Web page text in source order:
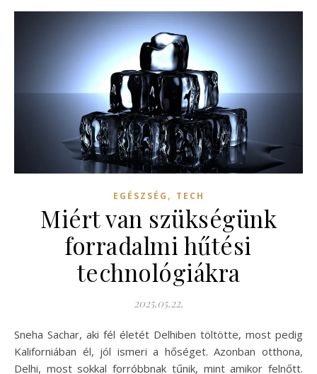
EGÉSZSÉG , TECH
Miért van szükségünk
forradalmi hűtési
technológiákra
2025.05.22.
Sneha Sachar, aki fél életét Delhiben töltötte, most pedig
Kaliforniában él, jól ismeri a hőséget. Azonban otthona,
Delhi, most sokkal forróbbnak tűnik, mint amikor felnőtt.